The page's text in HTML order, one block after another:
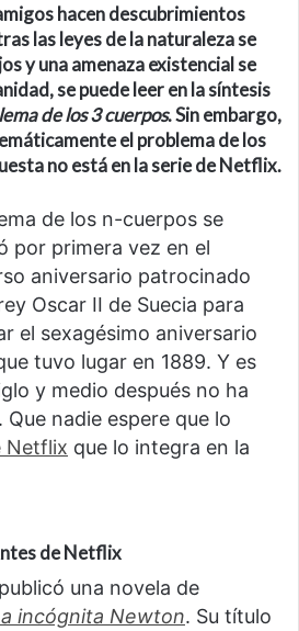
hacen descubrimientos
las leyes de la naturaleza se
y una amenaza existencial se
, se puede leer en la síntesis
de los 3 cuerpos. Sin embargo,
el problema de los
no está en la serie de Netflix.
de los n-cuerpos se
por primera vez en el
aniversario patrocinado
Oscar II de Suecia para
el sexagésimo aniversario
tuvo lugar en 1889. Y es
y medio después no ha
nadie espere que lo
Netflix que lo integra en la
de Netflix
una novela de
incógnita Newton. Su título